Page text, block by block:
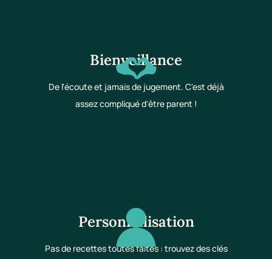
Bienveillance
De l'écoute et jamais de jugement. C'est déjà
assez compliqué d'être parent !
Personnalisation
Pas de recettes toutes faites : trouvez des clés